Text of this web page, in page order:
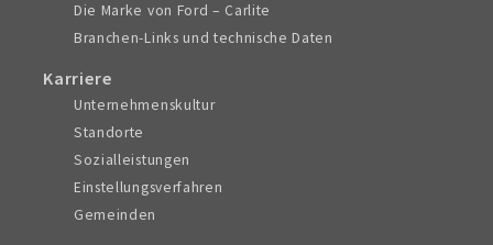
Die Marke von Ford – Carlite
Branchen-Links und technische Daten
Karriere
Unternehmenskultur
Standorte
Sozialleistungen
Einstellungsverfahren
Gemeinden